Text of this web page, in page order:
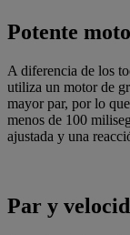
Potente
A diferencia de los
utiliza un motor de
mayor par, por lo
menos de 100
ajustada y una
Par y